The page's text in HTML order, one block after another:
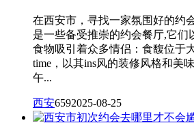
在西安市，寻找一家氛围好的约
是一些备受推崇的约会餐厅,它们
食物吸引着众多情侣：食馥位于
time，以其ins风的装修风格和美
午...
西安6592025-08-25